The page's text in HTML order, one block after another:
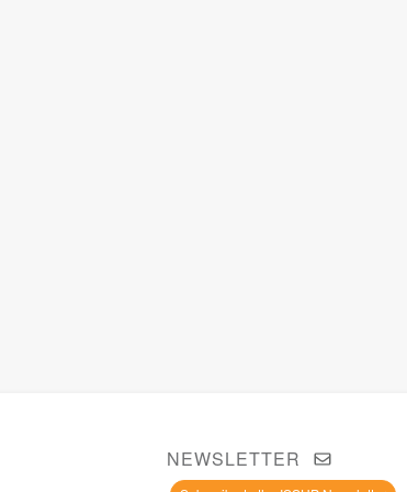
NEWSLETTER